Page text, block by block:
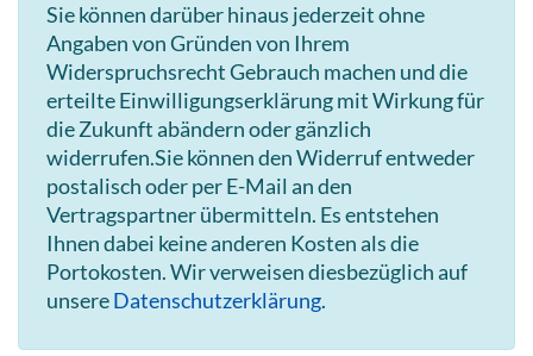
Sie können darüber hinaus jederzeit ohne
Angaben von Gründen von Ihrem
Widerspruchsrecht Gebrauch machen und die
erteilte Einwilligungserklärung mit Wirkung für
die Zukunft abändern oder gänzlich
widerrufen.Sie können den Widerruf entweder
postalisch oder per E-Mail an den
Vertragspartner übermitteln. Es entstehen
Ihnen dabei keine anderen Kosten als die
Portokosten. Wir verweisen diesbezüglich auf
unsereDatenschutzerklärung.